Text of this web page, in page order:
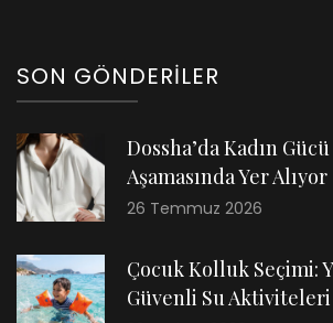
SON GÖNDERILER
Dossha’da Kadın
Aşamasında Yer Alıyor
26 Temmuz 2026
Çocuk Kolluk Seçimi:
Güvenli Su